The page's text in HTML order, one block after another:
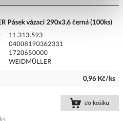
Pásek vázací 290x3,6 černá (100ks)
11.313.593
04008190362331
1720650000
WEIDMÜLLER
0,96 Kč/ks
do košíku